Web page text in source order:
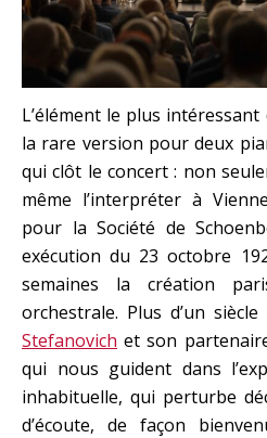
L’élément le plus
la rare version pour deux
qui clôt le concert : non
même l’interpréter à
pour la Société de
exécution du 23 octobre
semaines la création
orchestrale. Plus d’un
Stefanovich et son
qui nous guident dans
inhabituelle, qui perturbe
d’écoute, de façon